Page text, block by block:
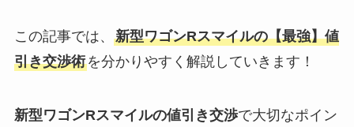
この記事では、 新型ワゴンRスマイルの【最強】値
引き交渉術を分かりやすく解説していきます！
新型ワゴンRスマイルの値引き交渉で大切なポイン